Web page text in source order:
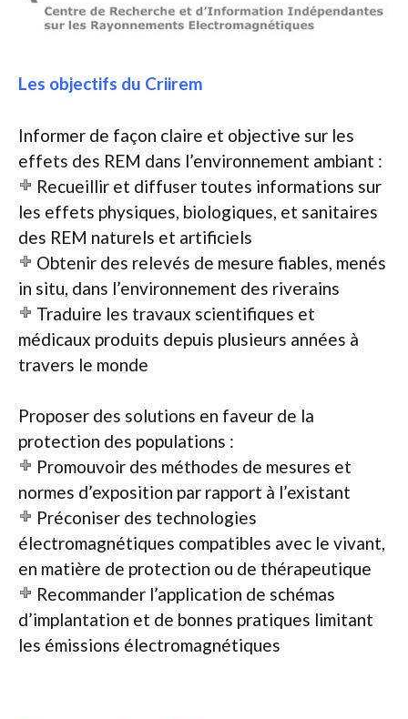
Les objectifs du Criirem
Informer de façon claire et objective sur les
effets des REM dans l’environnement ambiant :
Recueillir et diffuser toutes informations sur
les effets physiques, biologiques, et sanitaires
des REM naturels et artificiels
Obtenir des relevés de mesure fiables, menés
in situ, dans l’environnement des riverains
Traduire les travaux scientifiques et
médicaux produits depuis plusieurs années à
travers le monde
Proposer des solutions en faveur de la
protection des populations :
Promouvoir des méthodes de mesures et
normes d’exposition par rapport à l’existant
Préconiser des technologies
électromagnétiques compatibles avec le vivant,
en matière de protection ou de thérapeutique
Recommander l’application de schémas
d’implantation et de bonnes pratiques limitant
les émissions électromagnétiques